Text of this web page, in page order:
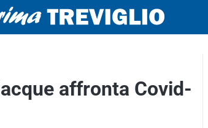
affronta Covid-